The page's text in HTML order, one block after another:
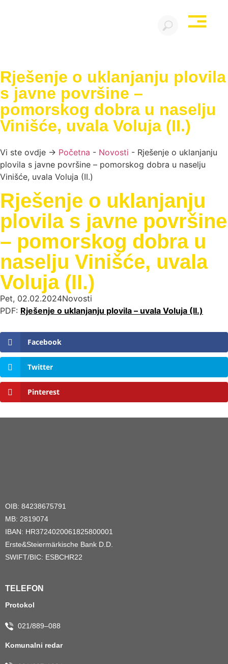
Rješenje o uklanjanju plovila
s javne površine –
pomorskog dobra u naselju
Vinišće, uvala Voluja (II.)
Vi ste ovdje → Početna - Novosti - Rješenje o uklanjanju
plovila s javne površine – pomorskog dobra u naselju
Vinišće, uvala Voluja (II.)
Rješenje o uklanjanju
plovila s javne površine
– pomorskog dobra u
naselju Vinišće, uvala
Voluja (II.)
Pet, 02.02.2024Novosti
PDF: Rješenje o uklanjanju plovila – uvala Voluja (II.)
Facebook
Twitter
Pinterest
OIB: 84238675791
MB: 2819074
IBAN: HR3724020061825800001
Erste&Steiermärkische Bank D.D.
SWIFT/BIC: ESBCHR22
TELEFON
Protokol
021/889–088
Komunalni redar